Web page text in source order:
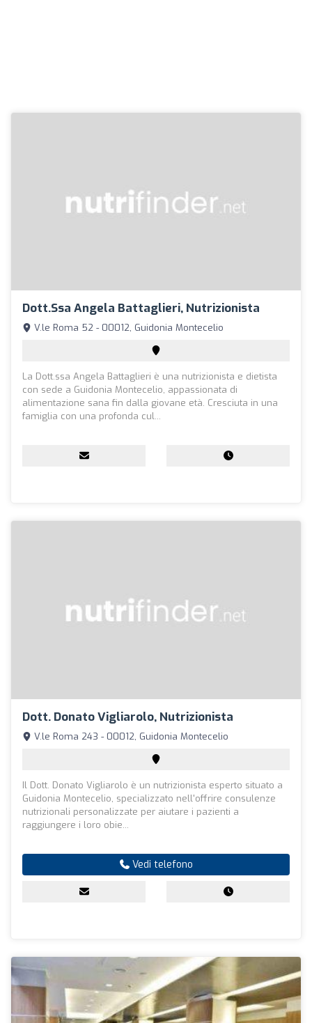
Dott.ssa Angela Battaglieri, Nutrizionista
V.le Roma 52 - 00012, Guidonia Montecelio
La Dott.ssa Angela Battaglieri è una nutrizionista e dietista
con sede a Guidonia Montecelio, appassionata di
alimentazione sana fin dalla giovane età. Cresciuta in una
famiglia con una profonda cul...
Dott. Donato Vigliarolo, Nutrizionista
V.le Roma 243 - 00012, Guidonia Montecelio
Il Dott. Donato Vigliarolo è un nutrizionista esperto situato a
Guidonia Montecelio, specializzato nell'offrire consulenze
nutrizionali personalizzate per aiutare i pazienti a
raggiungere i loro obie...
Vedi telefono